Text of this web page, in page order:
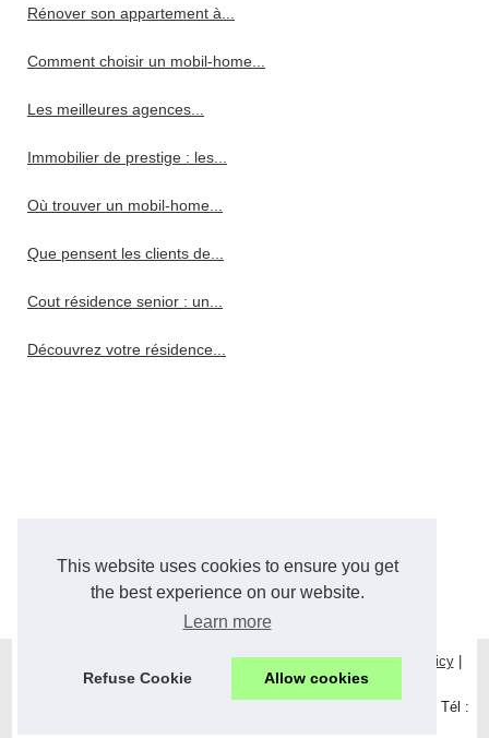
This website uses cookies to ensure you get
the best experience on our website.
Learn more
Refuse Cookie Allow cookies
Rénover son appartement à...
Comment choisir un mobil-home...
Les meilleures agences...
Immobilier de prestige : les...
Où trouver un mobil-home...
Que pensent les clients de...
Cout résidence senior : un...
Découvrez votre résidence...
|Liste les archives|Cookies Policy|
Agence IMMO AVENUE - 6, rue du Petit Parc - 77150 LESIGNY - Tél :